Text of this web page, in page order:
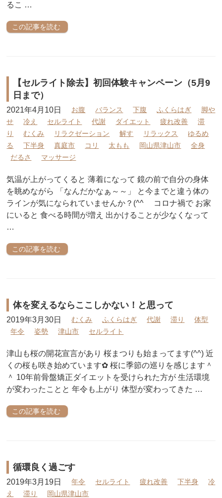
るこ …
この記事を読む
【セルライト除去】初回体験キャンペーン（5月9
日まで）
2021年4月10日 お腹 バランス 下腹 ふくらはぎ
脚や
せ
冷え セルライト 代謝 ダイエット 疲れ改善
滞
り
むくみ リラクゼーション 解す リラックス
ゆるめ
る
下半身 真庭市 コリ 太もも 岡山県津山市
全身
だるさ
マッサージ
気温が上がってくると 薄着になって 鏡の前で自分の身体
を眺めながら 「なんだかなぁ～～」 と今までと違う体の
ラインが気になられていませんか？(^^ゞ コロナ禍で お家
にいると 食べる時間が増え 出かけることが少なくなって
…
この記事を読む
体を変えるならここしかない！と思って
2019年3月30日 むくみ ふくらはぎ 代謝 滞り
体型
年令
姿勢 津山市 セルライト
津山も桜の開花宣言があり 桜まつりも始まってます(^^) 近
くの桜も咲き始めています✿ 桜に季節の巡りを感じます＾
＾ 10年前骨盤矯正ダイエットを受けられた方が 生活環境
が変わったことと 年令も上がり 体型が変わってきた …
この記事を読む
循環良く過ごす
2019年3月19日 年令 セルライト 疲れ改善 下半身
冷
え
滞り 岡山県津山市